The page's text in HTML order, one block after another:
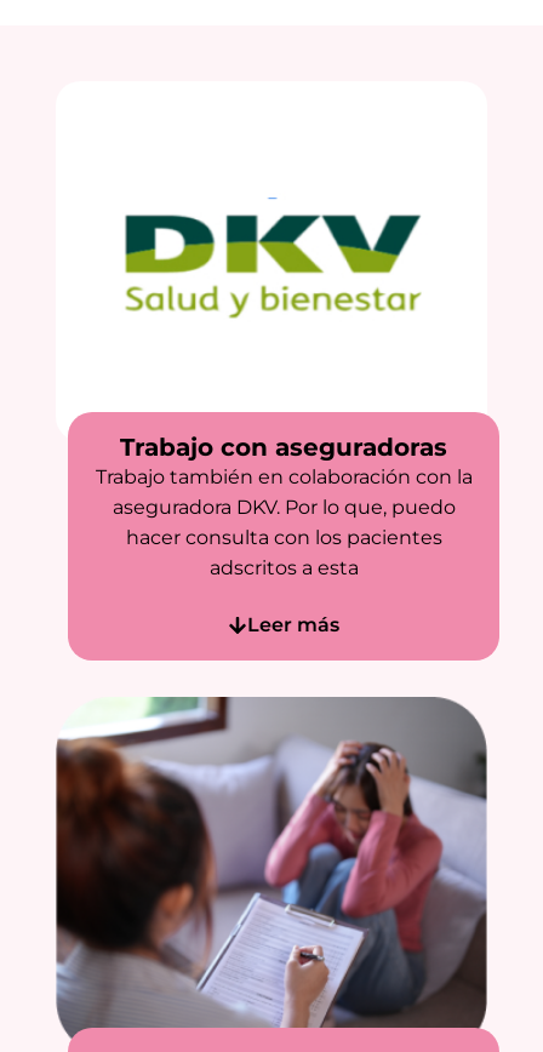
Trabajo con aseguradoras
Trabajo también en colaboración con la
aseguradora DKV. Por lo que, puedo
hacer consulta con los pacientes
adscritos a esta
Leer más